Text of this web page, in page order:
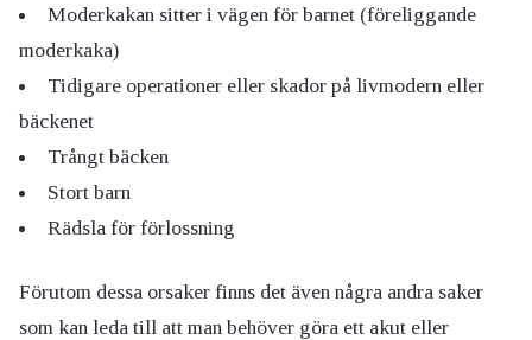
Moderkakan sitter i vägen för barnet (föreliggande
moderkaka)
Tidigare operationer eller skador på livmodern eller
bäckenet
Trångt bäcken
Stort barn
Rädsla för förlossning
Förutom dessa orsaker finns det även några andra saker
som kan leda till att man behöver göra ett akut eller